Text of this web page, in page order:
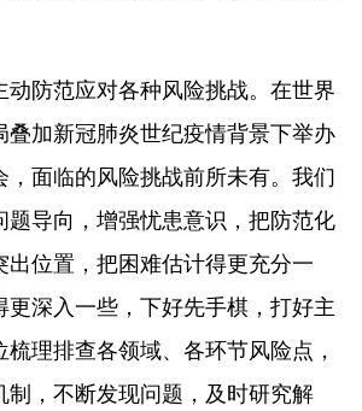
防范应对各种风险挑战。在世界
叠加新冠肺炎世纪疫情背景下举办
面临的风险挑战前所未有。我们
题导向，增强忧患意识，把防范化
位置，把困难估计得更充分一
深入一些，下好先手棋，打好主
理排查各领域、各环节风险点，
制，不断发现问题，及时研究解